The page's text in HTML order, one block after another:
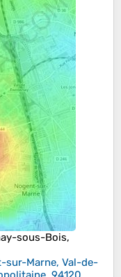
sous-Bois,
sur-Marne, Val-de-